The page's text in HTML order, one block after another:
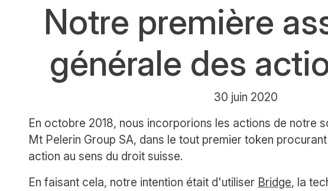
Notre première
générale des
30 juin 2020
En octobre 2018, nous incorporions les actions de notre
Mt Pelerin Group SA, dans le tout premier token
action au sens du droit suisse.
En faisant cela, notre intention était d'utiliser Bridge, la